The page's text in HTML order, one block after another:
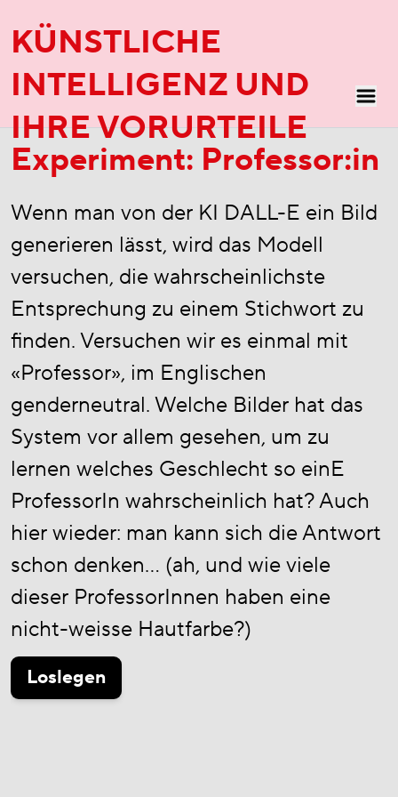
KÜNSTLICHE
INTELLIGENZ UND
IHRE VORURTEILE
Experiment: Professor:in
Wenn man von der KI DALL-E ein Bild
generieren lässt, wird das Modell
versuchen, die wahrscheinlichste
Entsprechung zu einem Stichwort zu
finden. Versuchen wir es einmal mit
«Professor», im Englischen
genderneutral. Welche Bilder hat das
System vor allem gesehen, um zu
lernen welches Geschlecht so einE
ProfessorIn wahrscheinlich hat? Auch
hier wieder: man kann sich die Antwort
schon denken… (ah, und wie viele
dieser ProfessorInnen haben eine
nicht-weisse Hautfarbe?)
Loslegen